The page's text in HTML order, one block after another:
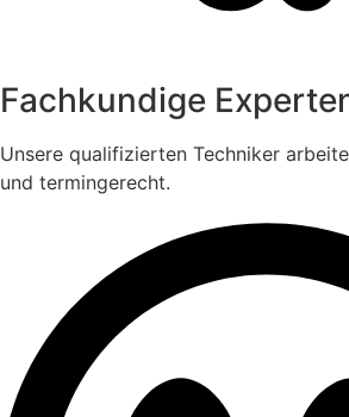
Fachkundige
Unsere qualifizierten Techniker
und termingerecht.